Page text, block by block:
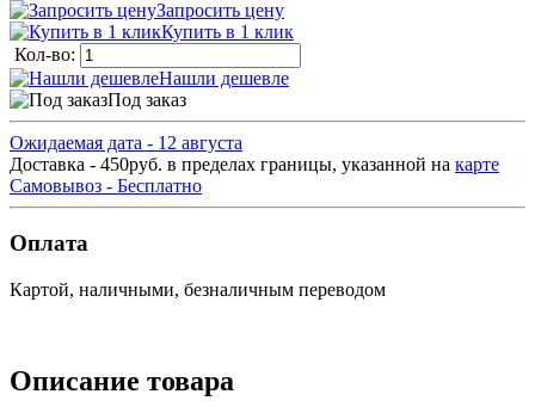
Запросить цену
Купить в 1 клик
Кол-во:
Нашли дешевле
Под заказ
Ожидаемая дата - 12 августа
Доставка - 450руб. в пределах границы, указанной на карте
Самовывоз - Бесплатно
Оплата
Картой, наличными, безналичным переводом
Описание товара